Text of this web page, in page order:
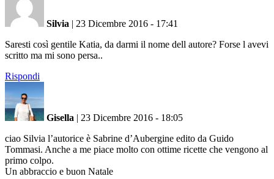
Silvia | 23 Dicembre 2016 - 17:41
Saresti così gentile Katia, da darmi il nome dell autore? Forse l avevi
scritto ma mi sono persa..
Rispondi
Gisella | 23 Dicembre 2016 - 18:05
ciao Silvia l’autorice è Sabrine d’Aubergine edito da Guido
Tommasi. Anche a me piace molto con ottime ricette che vengono al
primo colpo.
Un abbraccio e buon Natale